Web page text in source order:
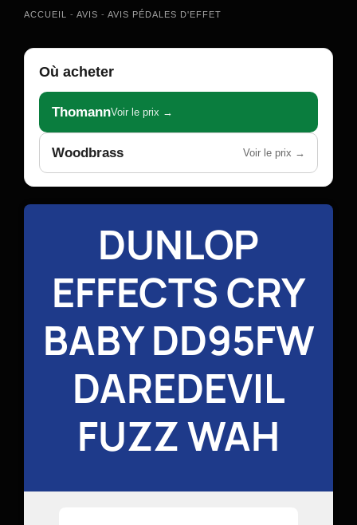
ACCUEIL - AVIS - AVIS PÉDALES D'EFFET
Où acheter
ThomannVoir le prix →
Woodbrass Voir le prix →
DUNLOP
EFFECTS CRY
BABY DD95FW
DAREDEVIL
FUZZ WAH